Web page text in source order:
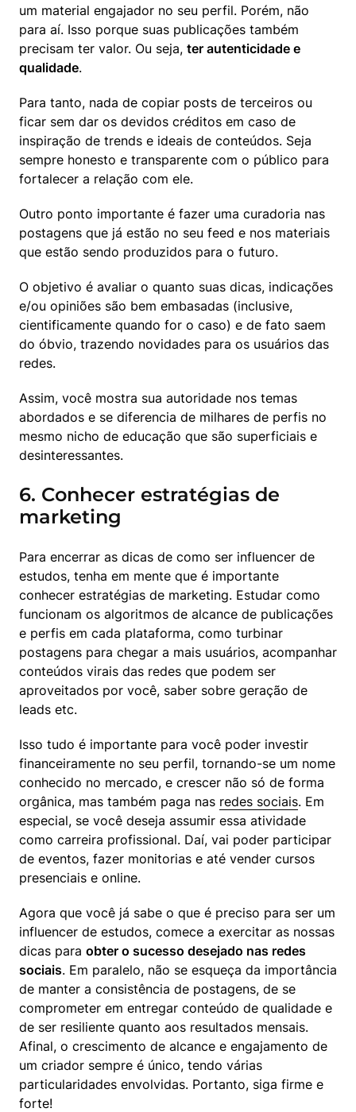
um material engajador no seu perfil. Porém, não
para aí. Isso porque suas publicações também
precisam ter valor. Ou seja, ter autenticidade e
qualidade.
Para tanto, nada de copiar posts de terceiros ou
ficar sem dar os devidos créditos em caso de
inspiração de trends e ideais de conteúdos. Seja
sempre honesto e transparente com o público para
fortalecer a relação com ele.
Outro ponto importante é fazer uma curadoria nas
postagens que já estão no seu feed e nos materiais
que estão sendo produzidos para o futuro.
O objetivo é avaliar o quanto suas dicas, indicações
e/ou opiniões são bem embasadas (inclusive,
cientificamente quando for o caso) e de fato saem
do óbvio, trazendo novidades para os usuários das
redes.
Assim, você mostra sua autoridade nos temas
abordados e se diferencia de milhares de perfis no
mesmo nicho de educação que são superficiais e
desinteressantes.
6. Conhecer estratégias de
marketing
Para encerrar as dicas de como ser influencer de
estudos, tenha em mente que é importante
conhecer estratégias de marketing. Estudar como
funcionam os algoritmos de alcance de publicações
e perfis em cada plataforma, como turbinar
postagens para chegar a mais usuários, acompanhar
conteúdos virais das redes que podem ser
aproveitados por você, saber sobre geração de
leads etc.
Isso tudo é importante para você poder investir
financeiramente no seu perfil, tornando-se um nome
conhecido no mercado, e crescer não só de forma
orgânica, mas também paga nas redes sociais. Em
especial, se você deseja assumir essa atividade
como carreira profissional. Daí, vai poder participar
de eventos, fazer monitorias e até vender cursos
presenciais e online.
Agora que você já sabe o que é preciso para ser um
influencer de estudos, comece a exercitar as nossas
dicas para obter o sucesso desejado nas redes
sociais. Em paralelo, não se esqueça da importância
de manter a consistência de postagens, de se
comprometer em entregar conteúdo de qualidade e
de ser resiliente quanto aos resultados mensais.
Afinal, o crescimento de alcance e engajamento de
um criador sempre é único, tendo várias
particularidades envolvidas. Portanto, siga firme e
forte!